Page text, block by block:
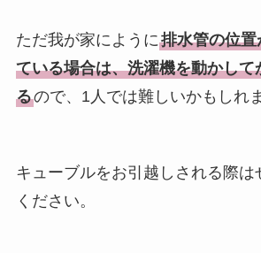
ただ我が家にように排水管の位
ている場合は、洗濯機を動かして
るので、1人では難しいかもしれ
キューブルをお引越しされる際は
ください。